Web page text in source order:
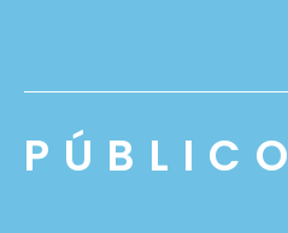
PÚBLICO